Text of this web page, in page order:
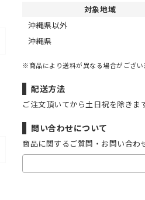
対象地域
沖縄県以外
沖縄県
※商品により送料が異なる場合がござい
配送方法
ご注文頂いてから土日祝を除き
問い合わせについて
商品に関するご質問・お問い合